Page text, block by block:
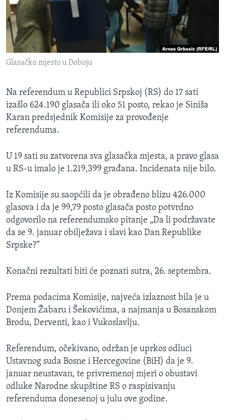
MAGAZIN
O GLASU AMERIKE
Learning English
Jezici
Glasačko mjesto u Doboju
Na referendum u Republici Srpskoj (RS) do 17 sati
izašlo 624.190 glasača ili oko 51 posto, rekao je Siniša
Karan predsjednik Komisije za provođenje
referenduma.
U 19 sati su zatvorena sva glasačka mjesta, a pravo glasa
u RS-u imalo je 1.219,399 građana. Incidenata nije bilo.
Iz Komisije su saopćili da je obrađeno blizu 426.000
glasova i da je 99,79 posto glasača posto potvrdno
odgovorilo na referendumsko pitanje „Da li podržavate
da se 9. januar obilježava i slavi kao Dan Republike
Srpske?“
Konačni rezultati biti će poznati sutra, 26. septembra.
Prema podacima Komisije, najveća izlaznost bila je u
Donjem Žabaru i Šekovićima, a najmanja u Bosanskom
Brodu, Derventi, kao i Vukoslavlju.
Referendum, očekivano, održan je uprkos odluci
Ustavnog suda Bosne i Hercegovine (BiH) da je 9.
januar neustavan, te privremenoj mjeri o obustavi
odluke Narodne skupštine RS o raspisivanju
referenduma donesenoj u julu ove godine.